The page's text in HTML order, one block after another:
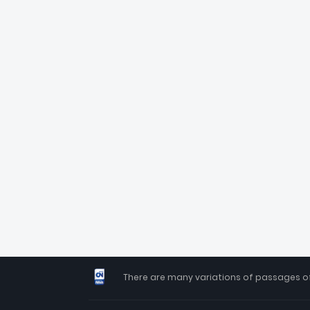
There are many variations of passages